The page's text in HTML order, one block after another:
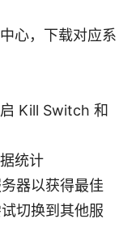
心，下载对应系
Kill Switch 和
统计
器以获得最佳
切换到其他服